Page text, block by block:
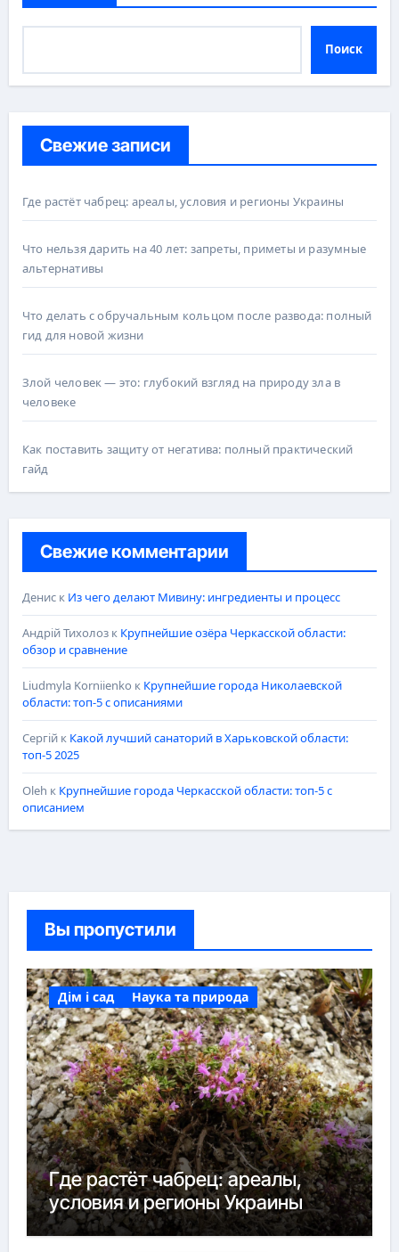
Поиск
Свежие записи
Где растёт чабрец: ареалы, условия и регионы Украины
Что нельзя дарить на 40 лет: запреты, приметы и разумные
альтернативы
Что делать с обручальным кольцом после развода: полный
гид для новой жизни
Злой человек — это: глубокий взгляд на природу зла в
человеке
Как поставить защиту от негатива: полный практический
гайд
Свежие комментарии
Дениск Из чего делают Мивину: ингредиенты и процесс
Андрій Тихолозк Крупнейшие озёра Черкасской области:
обзор и сравнение
Liudmyla Korniienko к Крупнейшие города Николаевской
области: топ-5 с описаниями
Сергійк Какой лучший санаторий в Харьковской области:
топ-5 2025
Oleh к Крупнейшие города Черкасской области: топ-5 с
описанием
Вы пропустили
Дім і сад Наука та природа
Где растёт чабрец: ареалы,
условия и регионы Украины